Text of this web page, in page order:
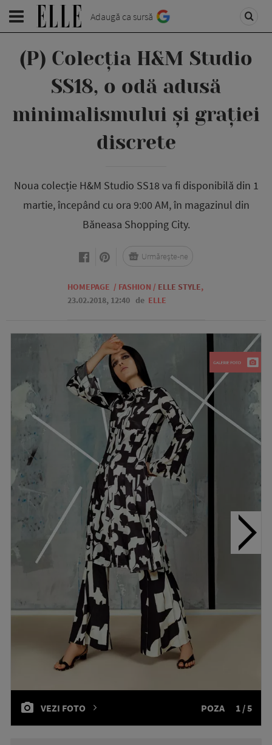
Adaugă ca sursă
(P) Colecția H&M Studio
SS18, o odă adusă
minimalismului și grației
discrete
Noua colecție H&M Studio SS18 va fi disponibilă din 1
martie, începând cu ora 9:00 AM, în magazinul din
Băneasa Shopping City.
HOMEPAGE / FASHION / ELLE STYLE,
23.02.2018, 12:40 de ELLE
Urmărește-ne
VEZI FOTO POZA 1 / 5